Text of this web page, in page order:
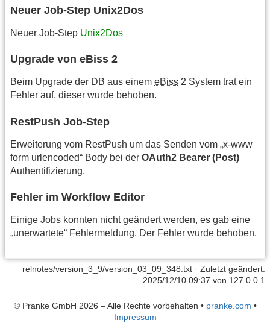
Neuer Job-Step Unix2Dos
Neuer Job-Step Unix2Dos
Upgrade von eBiss 2
Beim Upgrade der DB aus einem eBiss 2 System trat ein
Fehler auf, dieser wurde behoben.
RestPush Job-Step
Erweiterung vom RestPush um das Senden vom „x-www
form urlencoded“ Body bei der OAuth2 Bearer (Post)
Authentifizierung.
Fehler im Workflow Editor
Einige Jobs konnten nicht geändert werden, es gab eine
„unerwartete“ Fehlermeldung. Der Fehler wurde behoben.
relnotes/version_3_9/version_03_09_348.txt · Zuletzt geändert:
2025/12/10 09:37 von 127.0.0.1
© Pranke GmbH 2026 – Alle Rechte vorbehalten • pranke.com •
Impressum